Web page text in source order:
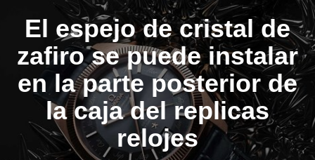
R
M
O
D
O
D
E
N
V
E
El espejo de cristal de
zafiro se puede instalar
en la parte posterior de
la caja del replicas
relojes